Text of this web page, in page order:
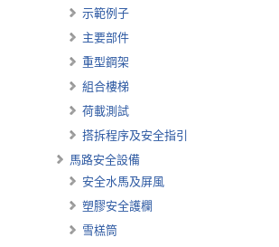
示範例子
主要部件
重型鋼架
組合樓梯
荷載測試
搭拆程序及安全指引
馬路安全設備
安全水馬及屏風
塑膠安全護欄
雪榚筒